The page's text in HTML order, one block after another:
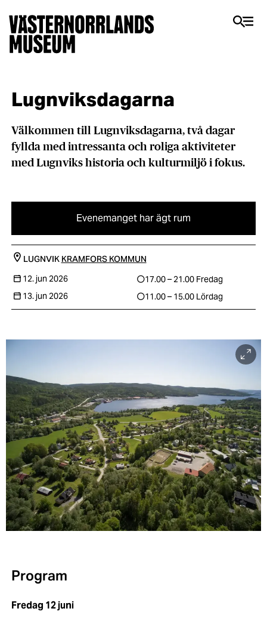
Lugnviksdagarna
Välkommen till Lugnviksdagarna, två dagar
fyllda med intressanta och roliga aktiviteter
med Lugnviks historia och kulturmiljö i fokus.
Evenemanget har ägt rum
LUGNVIK KRAMFORS KOMMUN
12. jun 2026
17.00 – 21.00 Fredag
13. jun 2026
11.00 – 15.00 Lördag
Program
Fredag 12 juni